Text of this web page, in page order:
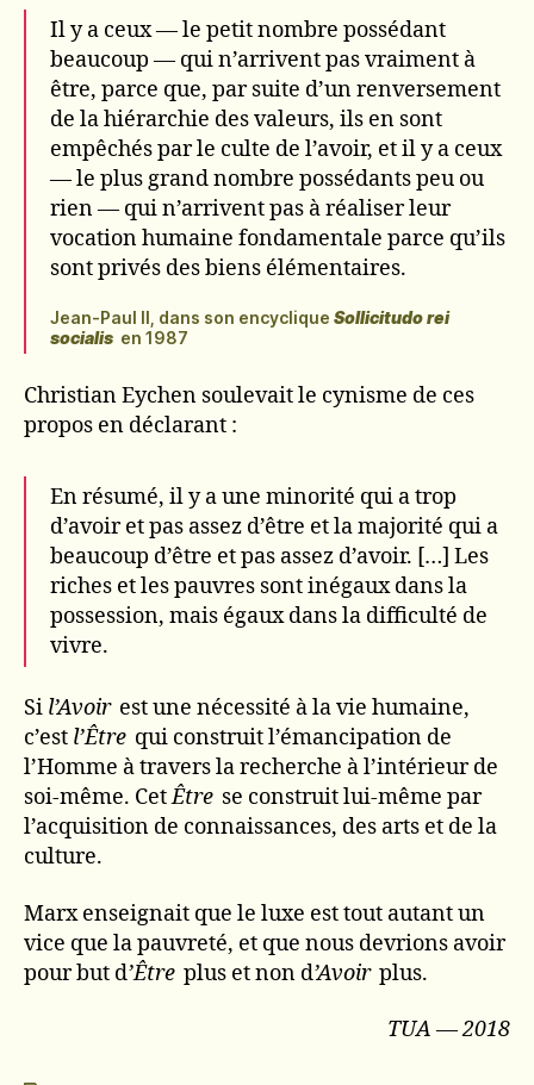
Il y a ceux — le petit nombre possédant
beaucoup — qui n’arrivent pas vraiment à
être, parce que, par suite d’un renversement
de la hiérarchie des valeurs, ils en sont
empêchés par le culte de l’avoir, et il y a ceux
— le plus grand nombre possédants peu ou
rien — qui n’arrivent pas à réaliser leur
vocation humaine fondamentale parce qu’ils
sont privés des biens élémentaires.
Jean-Paul II, dans son encyclique Sollicitudo rei
socialis en 1987
Christian Eychen soulevait le cynisme de ces
propos en déclarant :
En résumé, il y a une minorité qui a trop
d’avoir et pas assez d’être et la majorité qui a
beaucoup d’être et pas assez d’avoir. […] Les
riches et les pauvres sont inégaux dans la
possession, mais égaux dans la difficulté de
vivre.
Si l’Avoirest une nécessité à la vie humaine,
c’est l’Être qui construit l’émancipation de
l’Homme à travers la recherche à l’intérieur de
soi-même. CetÊtre se construit lui-même par
l’acquisition de connaissances, des arts et de la
culture.
Marx enseignait que le luxe est tout autant un
vice que la pauvreté, et que nous devrions avoir
pour but d’Être plus et non d’Avoirplus.
TUA — 2018